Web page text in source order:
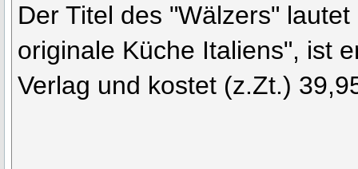
Der Titel des "Wälzers"
originale Küche Italiens", ist
Verlag und kostet (z.Zt.)